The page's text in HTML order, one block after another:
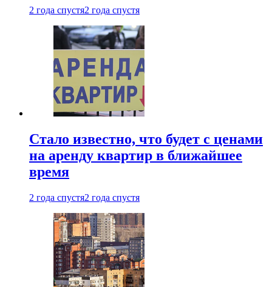
2 года спустя2 года спустя
Стало известно, что будет с ценами
на аренду квартир в ближайшее
время
2 года спустя2 года спустя